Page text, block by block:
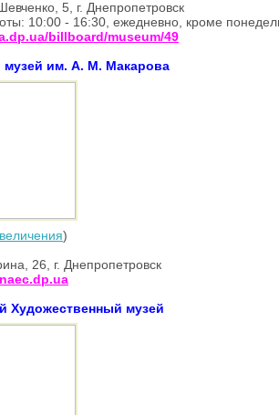
5, г. Днепропетровск
10:00 - 16:30, ежедневно, кроме
billboard/museum/49
музей им. А. М. Макарова
)
26, г. Днепропетровск
Художественный музей